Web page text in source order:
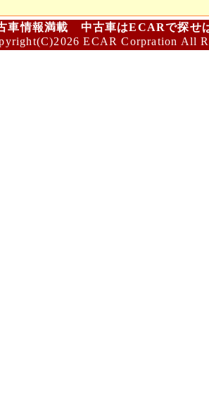
車情報満載 中古車はECARで探せ
ECAR Corpration All